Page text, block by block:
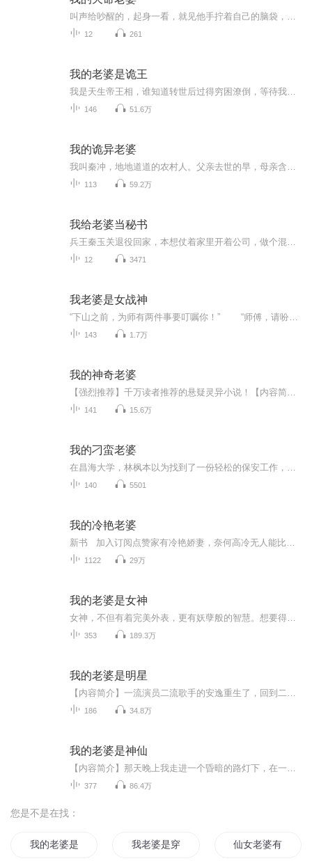
12 261
我的老婆是诡王
146 51.6万
我的诡异老婆
113 59.2万
我给老婆当秘书
12 3471
我老婆是女战神
143 1.7万
我的神奇老婆
141 15.6万
我的刁蛮老婆
140 5501
我的冷艳老婆
1122 29万
我的老婆是女神
353 189.3万
我的老婆是明星
186 34.8万
我的老婆是神仙
377 86.4万
您是不是在找：
我的老婆是神龙 我老婆是穿越来的 仙女老婆有系统